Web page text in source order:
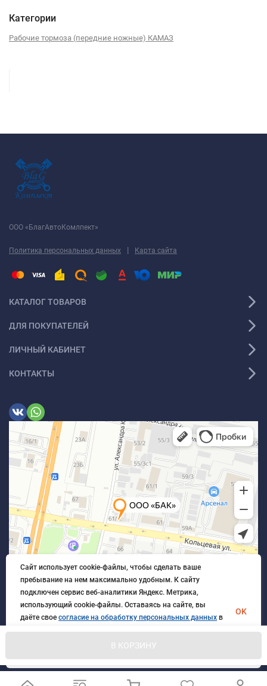
В КОРЗИНУ
Категории
Рабочие тормоза (передние ножные) КАМАЗ
ООО «БлагАвтоКомлпект»
Политика персональных данных | Карта сайта
КАТАЛОГ ТОВАРОВ
ДЛЯ ПОКУПАТЕЛЕЙ
ЛИЧНЫЙ КАБИНЕТ
КОНТАКТЫ
© 2026 БлагАвтоКомплект. Все права защищены
Сайт использует cookie-файлы, чтобы сделать ваше
пребывание на нем максимально удобным. К cайту
подключен сервис веб-аналитики Яндекс. Метрика,
использующий cookie-файлы. Оставаясь на сайте, вы
даёте свое согласие на обработку персональных данных в
порядке, указанном вПолитике обработки персональных
OK